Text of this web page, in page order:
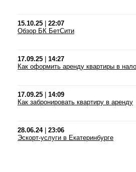
15.10.25
22:07
Обзор БК БетСити
17.09.25
14:27
Как оформить аренду квартиры в
17.09.25
14:09
Как забронировать квартиру в аренду
28.06.24| 23:06
Эскорт-услуги в Екатеринбурге